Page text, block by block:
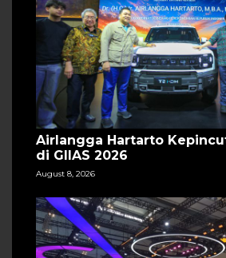
Airlangga Hartarto
di GIIAS 2026
August 8, 2026